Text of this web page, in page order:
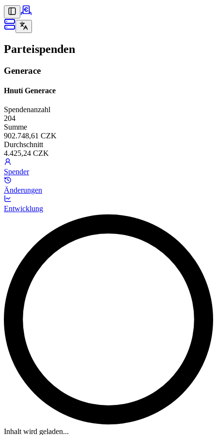
Parteispenden
Generace
Hnutí Generace
Spendenanzahl
204
Summe
902.748,61 CZK
Durchschnitt
4.425,24 CZK
Spender
Änderungen
Entwicklung
Inhalt wird geladen...